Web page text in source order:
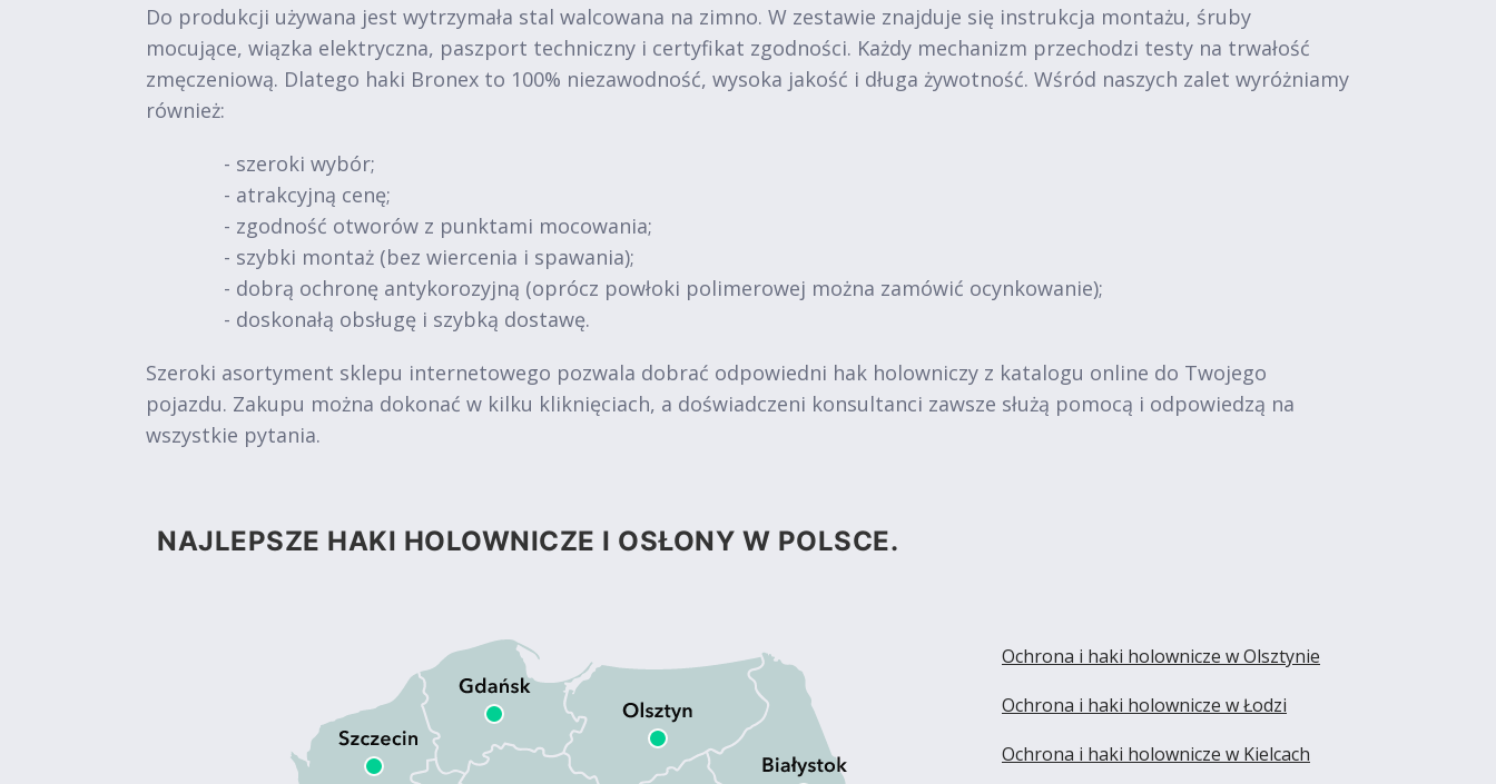
Do produkcji używana jest wytrzymała stal walcowana na zimno. W zestawie znajduje się instrukcja montażu, śruby
mocujące, wiązka elektryczna, paszport techniczny i certyfikat zgodności. Każdy mechanizm przechodzi testy na trwałość
zmęczeniową. Dlatego haki Bronex to 100% niezawodność, wysoka jakość i długa żywotność. Wśród naszych zalet wyróżniamy
również:
- szeroki wybór;
- atrakcyjną cenę;
- zgodność otworów z punktami mocowania;
- szybki montaż (bez wiercenia i spawania);
- dobrą ochronę antykorozyjną (oprócz powłoki polimerowej można zamówić ocynkowanie);
- doskonałą obsługę i szybką dostawę.
Szeroki asortyment sklepu internetowego pozwala dobrać odpowiedni hak holowniczy z katalogu online do Twojego
pojazdu. Zakupu można dokonać w kilku kliknięciach, a doświadczeni konsultanci zawsze służą pomocą i odpowiedzą na
wszystkie pytania.
NAJLEPSZE HAKI HOLOWNICZE I OSŁONY W POLSCE.
Ochrona i haki holownicze w Olsztynie
Ochrona i haki holownicze w Łodzi
Ochrona i haki holownicze w Kielcach